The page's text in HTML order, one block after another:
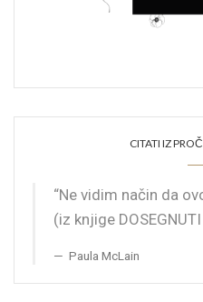
CITATI IZ
“Ne vidim način da
(iz knjige DOSEGNUTI
Paula McLain